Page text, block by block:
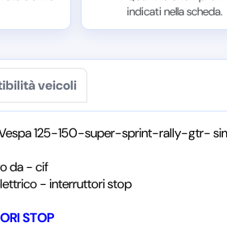
indicati nella scheda.
veicoli
125-150-super-sprint-rally-gtr-
da - cif
- interruttori stop
STOP